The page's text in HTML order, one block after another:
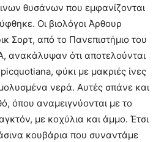
θυσάνων που εμφανίζονται
Οι βιολόγοι Άρθουρ
Σορτ, από το Πανεπιστήμιο του
ανακάλυψαν ότι αποτελούνται
φύκι με μακριές ίνες
νερά. Αυτές σπάνε και
όπου αναμειγνύονται με το
με κοχύλια και άμμο. Έτσι
κουβάρια που συναντάμε